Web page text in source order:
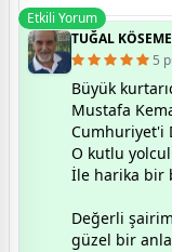
Etkili Yorum
TUĞAL
5
Büyük
Mustafa
Cumhuriyet'i
O kutlu
İle harika bir
Değerli
güzel bir